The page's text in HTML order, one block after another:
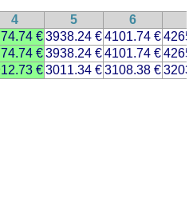
4 5 6
€3938.24 €4101.74 €
€3938.24 €4101.74 €
€3011.34 €3108.38 €